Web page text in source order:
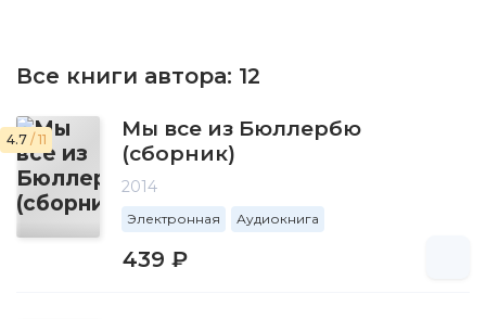
Все книги автора: 12
4.7 / 11
Мы все из Бюллербю
(сборник)
2014
Электронная Аудиокнига
439 ₽